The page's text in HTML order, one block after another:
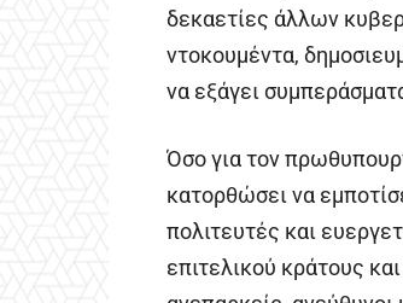
δεκαετίες άλλων
ντοκουμέντα,
να εξάγει
Όσο για τον
κατορθώσει να
πολιτευτές και
επιτελικού κράτους